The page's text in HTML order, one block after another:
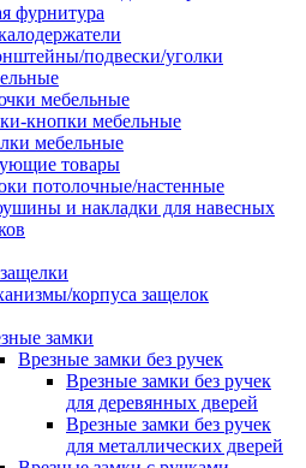
фурнитура
подвески/уголки
мебельные
кнопки мебельные
мебельные
товары
потолочные/настенные
и накладки для навесных
корпуса защелок
замки
Врезные замки без ручек
Врезные замки без ручек
для деревянных дверей
Врезные замки без ручек
для металлических дверей